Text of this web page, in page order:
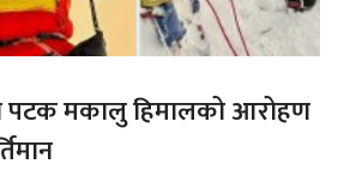
पटक मकालु हिमालको आरोहण